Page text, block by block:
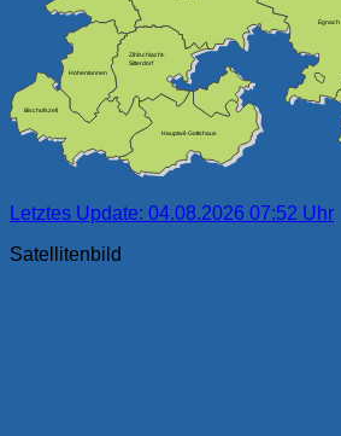
Egnach
Hauptwil-Gottshaus
Bischofszell
Hohentannen
Zihlschlacht-
Sitterdorf
Letztes Update: 04.08.2026 07:52 Uhr
Satellitenbild